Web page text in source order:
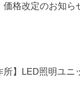
価格改定のお知ら
所】LED照明ユニ